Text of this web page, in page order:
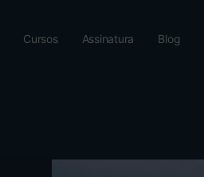
Cursos Assinatura Blog